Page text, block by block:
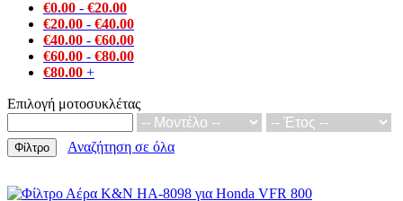
€0.00 - €20.00
€20.00 - €40.00
€40.00 - €60.00
€60.00 - €80.00
€80.00 +
Επιλογή μοτοσυκλέτας
Φίλτρο Αναζήτηση σε όλα